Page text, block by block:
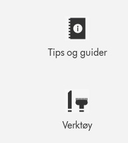
Tips og guider
Verktøy